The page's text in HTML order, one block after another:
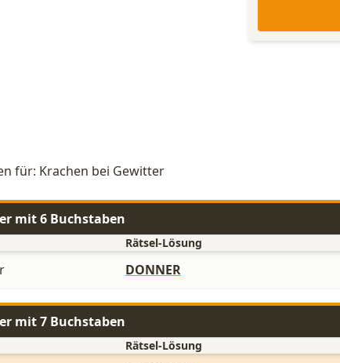
für: Krachen bei Gewitter
mit 6 Buchstaben
Rätsel-Lösung
DONNER
mit 7 Buchstaben
Rätsel-Lösung